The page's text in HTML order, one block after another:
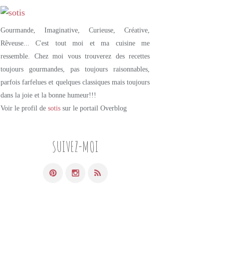
SUIVEZ-MOI
Gourmande, Imaginative, Curieuse, Créative,
Rêveuse... C'est tout moi et ma cuisine me
ressemble. Chez moi vous trouverez des recettes
toujours gourmandes, pas toujours raisonnables,
parfois farfelues et quelques classiques mais toujours
dans la joie et la bonne humeur!!!
Voir le profil de sotis sur le portail Overblog